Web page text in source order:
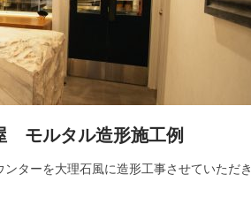
モルタル造形施工例
ターを大理石風に造形工事させていただき